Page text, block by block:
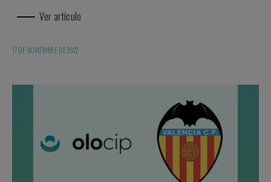
Ver artículo
17 DE NOVIEMBRE DE 2022